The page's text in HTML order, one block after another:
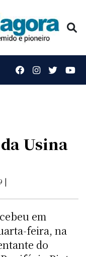
Usina
|
em
feira, na
do